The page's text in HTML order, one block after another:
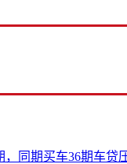
，同期买车36期车贷